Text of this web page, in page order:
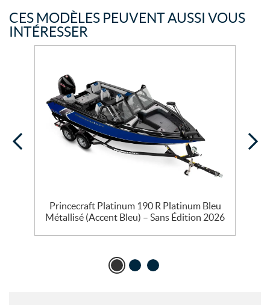
CES MODÈLES PEUVENT AUSSI VOUS
INTÉRESSER
Princecraft Platinum 190 R Platinum Bleu
Métallisé (Accent Bleu) – Sans Édition 2026